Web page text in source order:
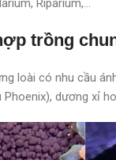
Riparium,…
trồng
loài có nhu cầu
dương xỉ